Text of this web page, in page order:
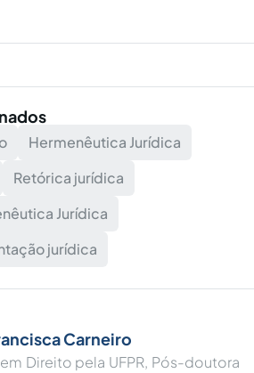
Hermenêutica Jurídica
Retórica jurídica
Jurídica
jurídica
Carneiro
Direito pela UFPR, Pós-doutora